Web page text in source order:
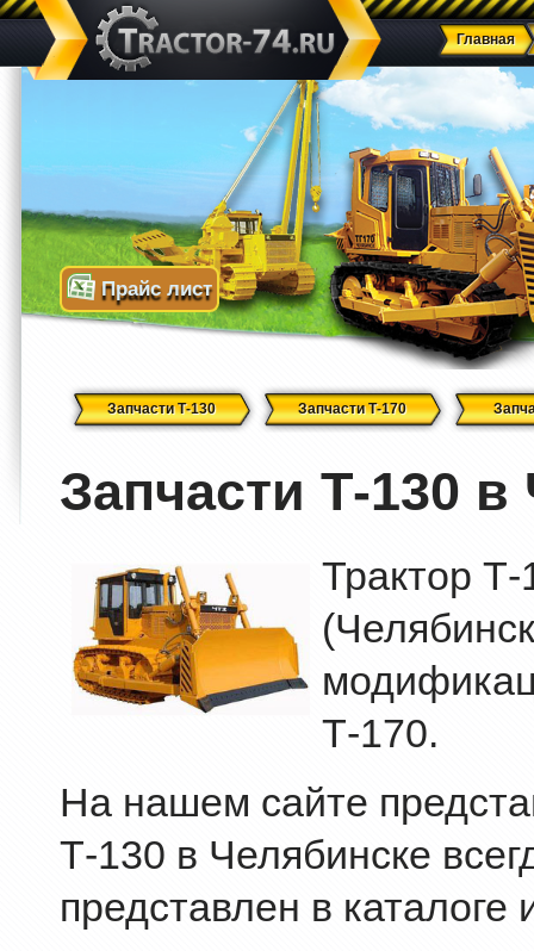
Главная
Запчасти Т-130 Запчасти Т-170
Прайс лист
Запчасти Т-130
Трактор
Т-170.
На нашем сайте
Т-130 в Челябинске
представлен в каталоге